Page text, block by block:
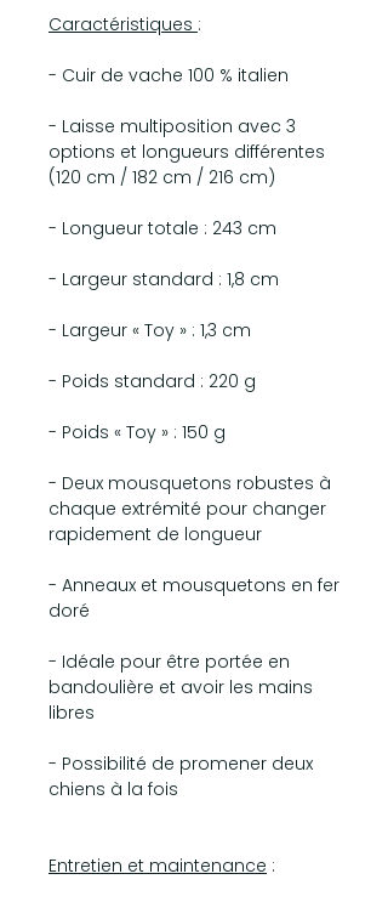
Caractéristiques :
- Cuir de vache 100 % italien
- Laisse multiposition avec 3
options et longueurs différentes
(120 cm / 182 cm / 216 cm)
- Longueur totale : 243 cm
- Largeur standard : 1,8 cm
- Largeur « Toy » : 1,3 cm
- Poids standard : 220 g
- Poids « Toy » : 150 g
- Deux mousquetons robustes à
chaque extrémité pour changer
rapidement de longueur
- Anneaux et mousquetons en fer
doré
- Idéale pour être portée en
bandoulière et avoir les mains
libres
- Possibilité de promener deux
chiens à la fois
Entretien et maintenance :